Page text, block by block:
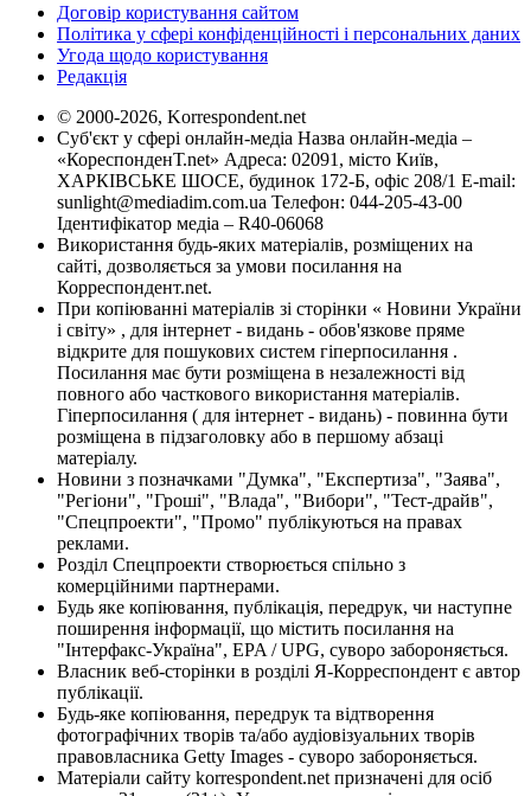
Договір користування сайтом
Політика у сфері конфіденційності і персональних даних
Угода щодо користування
Редакція
© 2000-2026, Korrespondent.net
Суб'єкт у сфері онлайн-медіа Назва онлайн-медіа –
«КореспонденТ.net» Адреса: 02091, місто Київ,
ХАРКІВСЬКЕ ШОСЕ, будинок 172-Б, офіс 208/1 E-mail:
sunlight@mediadim.com.ua Телефон: 044-205-43-00
Ідентифікатор медіа – R40-06068
Використання будь-яких матеріалів, розміщених на
сайті, дозволяється за умови посилання на
Корреспондент.net.
При копіюванні матеріалів зі сторінки « Новини України
і світу» , для інтернет - видань - обов'язкове пряме
відкрите для пошукових систем гіперпосилання .
Посилання має бути розміщена в незалежності від
повного або часткового використання матеріалів.
Гіперпосилання ( для інтернет - видань) - повинна бути
розміщена в підзаголовку або в першому абзаці
матеріалу.
Новини з позначками "Думка", "Експертиза", "Заява",
"Регіони", "Гроші", "Влада", "Вибори", "Тест-драйв",
"Спецпроекти", "Промо" публікуються на правах
реклами.
Розділ Спецпроекти створюється спільно з
комерційними партнерами.
Будь яке копіювання, публікація, передрук, чи наступне
поширення інформації, що містить посилання на
"Інтерфакс-Україна", EPA / UPG, суворо забороняється.
Власник веб-сторінки в розділі Я-Корреспондент є автор
публікації.
Будь-яке копіювання, передрук та відтворення
фотографічних творів та/або аудіовізуальних творів
правовласника Getty Images - суворо забороняється.
Матеріали сайту korrespondent.net призначені для осіб